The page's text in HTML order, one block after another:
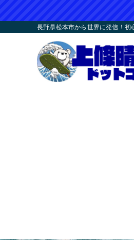
長野県松本市から世界に発信！